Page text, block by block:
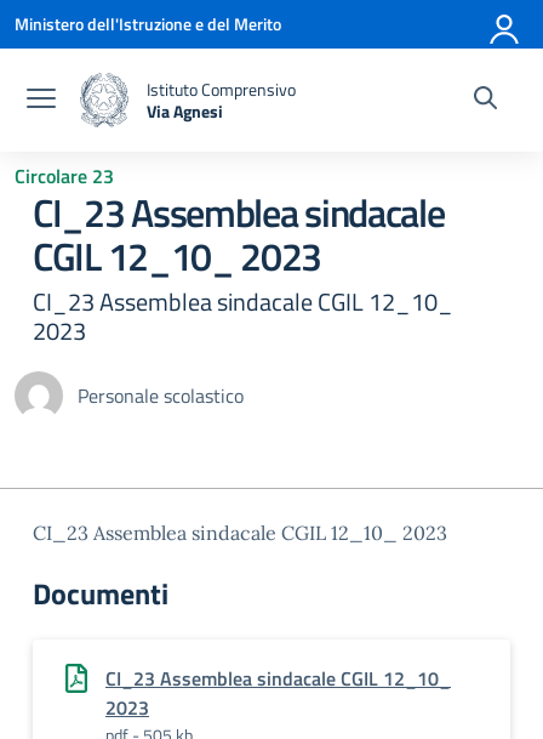
Vai ai contenuti
Vai al menu di navigazione
Vai al footer
Ministero dell'Istruzione e del Merito
Istituto Comprensivo
Via Agnesi
— Visita la pagina iniziale della scuola
Circolare 23
CI_23 Assemblea sindacale
CGIL 12_10_ 2023
CI_23 Assemblea sindacale CGIL 12_10_
2023
Personale scolastico
CI_23 Assemblea sindacale CGIL 12_10_ 2023
Documenti
CI_23 Assemblea sindacale CGIL 12_10_
2023